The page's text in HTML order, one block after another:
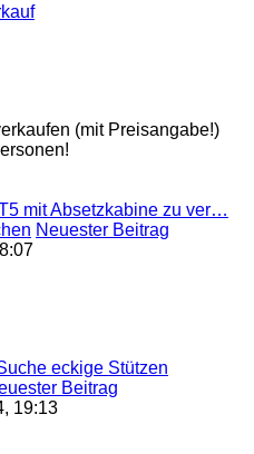
(mit Preisangabe!)
mit Absetzkabine zu ver…
Neuester Beitrag
eckige Stützen
Beitrag
19:13